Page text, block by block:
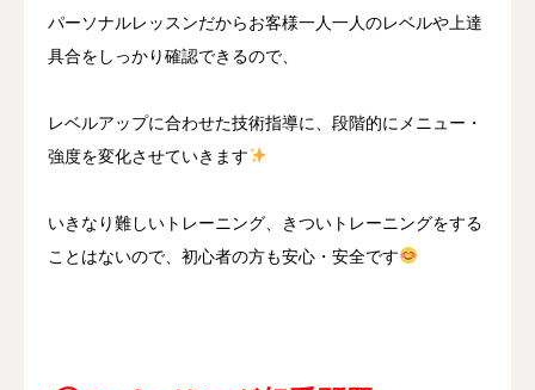
パーソナルレッスンだからお客様一人一人のレベルや上達
具合をしっかり確認できるので、
レベルアップに合わせた技術指導に、段階的にメニュー・
強度を変化させていきます
いきなり難しいトレーニング、きついトレーニングをする
ことはないので、初心者の方も安心・安全です